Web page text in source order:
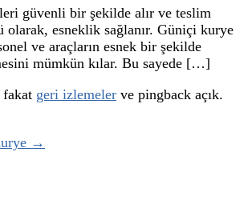
güvenli bir şekilde alır ve teslim
olarak, esneklik sağlanır. Güniçi kurye
ve araçların esnek bir şekilde
mümkün kılar. Bu sayede […]
fakat geri izlemeler ve pingback açık.
→